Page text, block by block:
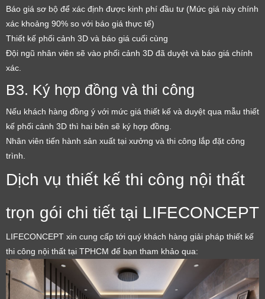
Báo giá sơ bộ để xác định được kinh phí đầu tư (Mức giá này chính
xác khoảng 90% so với báo giá thực tế)
Thiết kế phối cảnh 3D và báo giá cuối cùng
Đội ngũ nhân viên sẽ vào phối cảnh 3D đã duyệt và báo giá chính
xác.
B3. Ký hợp đồng và thi công
Nếu khách hàng đồng ý với mức giá thiết kế và duyệt qua mẫu thiết
kế phối cảnh 3D thì hai bên sẽ ký hợp đồng.
Nhân viên tiến hành sản xuất tại xưởng và thi công lắp đặt công
trình.
Dịch vụ thiết kế thi công nội thất
trọn gói chi tiết tại LIFECONCEPT
LIFECONCEPT xin cung cấp tới quý khách hàng giải pháp thiết kế
thi công nội thất tại TPHCM để bạn tham khảo qua: